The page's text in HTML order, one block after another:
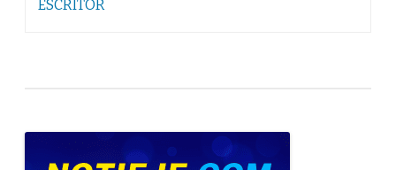
ESCRITOR